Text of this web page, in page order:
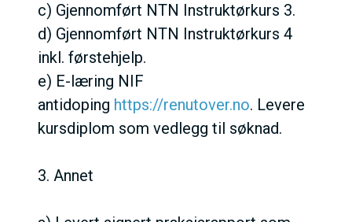
c) Gjennomført NTN Instruktørkurs 3.
d) Gjennomført NTN Instruktørkurs 4
inkl. førstehjelp.
e) E-læring NIF
antidoping https://renutover.no. Levere
kursdiplom som vedlegg til søknad.
3. Annet